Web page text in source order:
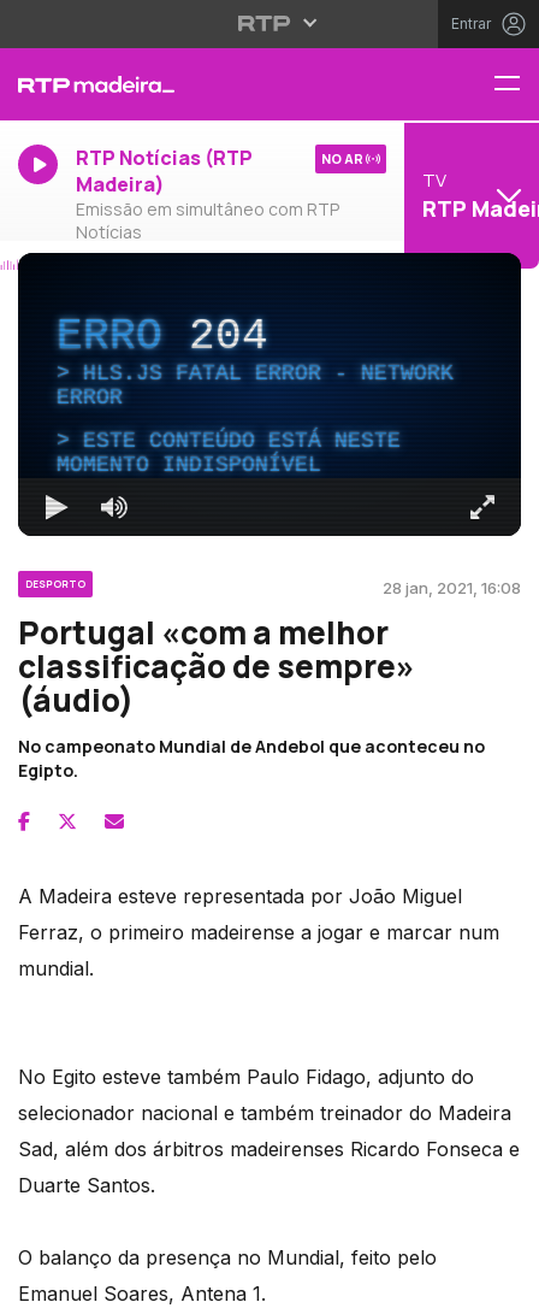
Entrar
RTP Notícias (RTP
Madeira)
Emissão em simultâneo com RTP
Notícias
NO AR
TV
RTP
ERRO204
HLS.JS FATAL ERROR - NETWORK
ERROR
ESTE CONTEÚDO ESTÁ NESTE
MOMENTO INDISPONÍVEL
DESPORTO 28 jan, 2021, 16:08
Portugal «com a melhor
classificação de sempre»
(áudio)
No campeonato Mundial de Andebol que aconteceu no
Egipto.
A Madeira esteve representada por João Miguel
Ferraz, o primeiro madeirense a jogar e marcar num
mundial.
No Egito esteve também Paulo Fidago, adjunto do
selecionador nacional e também treinador do Madeira
Sad, além dos árbitros madeirenses Ricardo Fonseca e
Duarte Santos.
O balanço da presença no Mundial, feito pelo
Emanuel Soares, Antena 1.